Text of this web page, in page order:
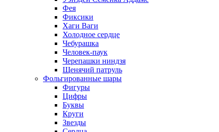
Фея
Фиксики
Хаги Ваги
Холодное сердце
Чебурашка
Человек-паук
Черепашки ниндзя
Щенячий патруль
Фольгированные шары
Фигуры
Цифры
Буквы
Круги
Звезды